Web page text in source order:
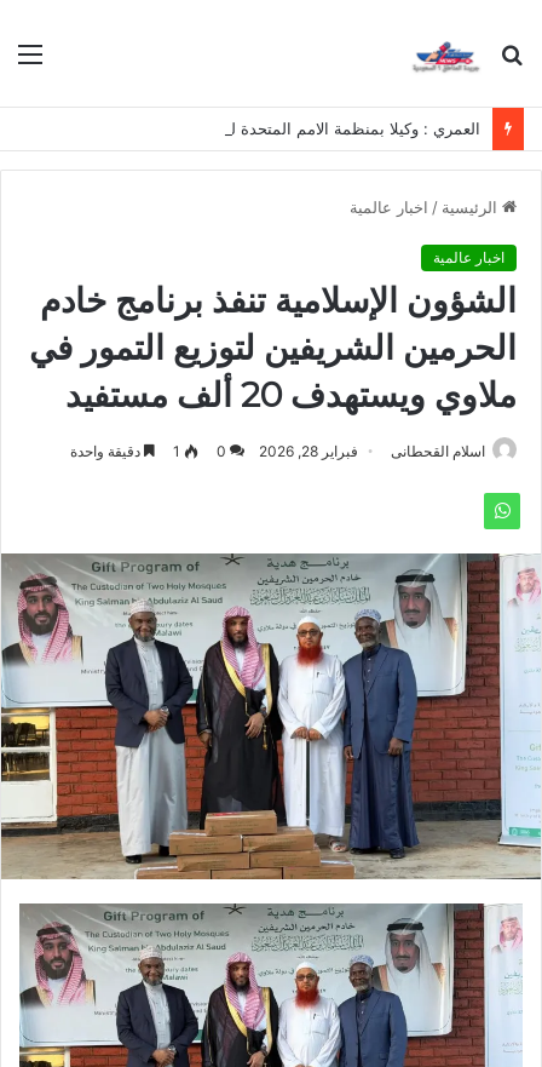
بحث
الرئيسية / اخبار عالمية
اخبار عالمية
الشؤون الإسلامية تنفذ برنامج خادم
الحرمين الشريفين لتوزيع التمور في
ملاوي ويستهدف 20 ألف مستفيد
اسلام القحطانى فبراير 28, 2026 0
1 دقيقة واحدة